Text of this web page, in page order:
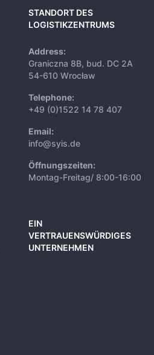
STANDORT DES
LOGISTIKZENTRUMS
Address:
Graniczna 8B, bud. DC 2A
54-610 Wrocław
Telephone:
+49 (0)1522 14 78 407
Email:
info@syis.de
Öffnungszeiten:
Montag-Freitag/ 8:00-16:00
EIN
VERTRAUENSWÜRDIGES
UNTERNEHMEN